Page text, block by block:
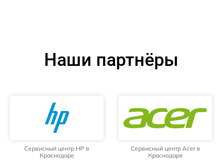
Наши партнёры
Сервисный центр HP в
Краснодаре
Сервисный центр Acer в
Краснодаре